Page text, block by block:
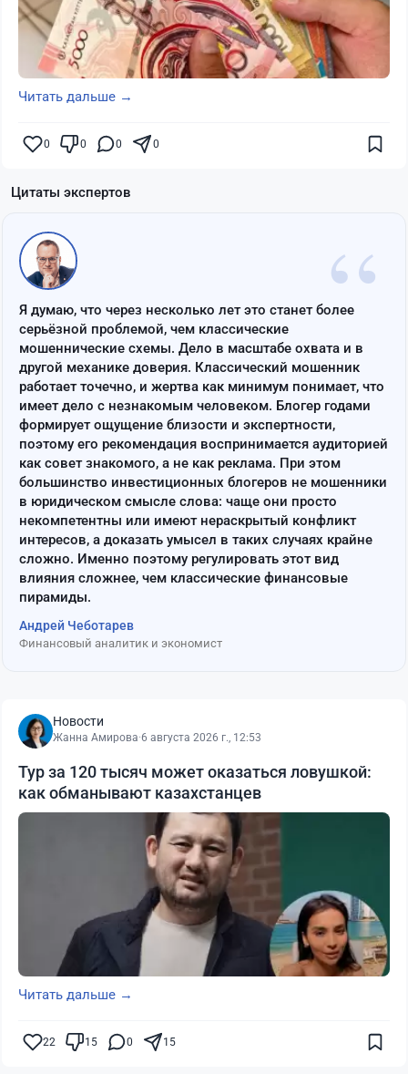
Читать дальше →
0 0 0 0
Цитаты экспертов
“
Я думаю, что через несколько лет это станет более
серьёзной проблемой, чем классические
мошеннические схемы. Дело в масштабе охвата и в
другой механике доверия. Классический мошенник
работает точечно, и жертва как минимум понимает, что
имеет дело с незнакомым человеком. Блогер годами
формирует ощущение близости и экспертности,
поэтому его рекомендация воспринимается аудиторией
как совет знакомого, а не как реклама. При этом
большинство инвестиционных блогеров не мошенники
в юридическом смысле слова: чаще они просто
некомпетентны или имеют нераскрытый конфликт
интересов, а доказать умысел в таких случаях крайне
сложно. Именно поэтому регулировать этот вид
влияния сложнее, чем классические финансовые
пирамиды.
Андрей Чеботарев
Финансовый аналитик и экономист
Новости
Жанна Амирова·6 августа 2026 г., 12:53
Тур за 120 тысяч может оказаться ловушкой:
как обманывают казахстанцев
Читать дальше →
22 15 0 15